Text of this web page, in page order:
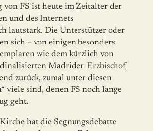
von FS ist heute im Zeitalter der
und des Internets
lautstark. Die Unterstützer oder
sich – von einigen besonders
wie dem kürzlich von
Madrider Erzbischof
zurück, zumal unter diesen
viele sind, denen FS noch lange
geht.
hat die Segnungsdebatte